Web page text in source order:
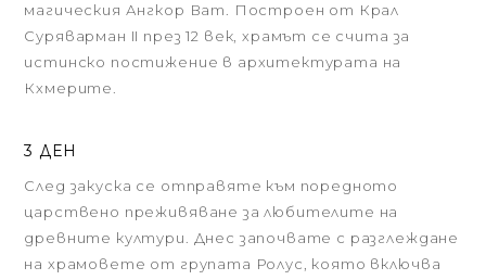
магическия Ангкор Ват. Построен от Крал
Суряварман II през 12 век, храмът се счита за
истинско постижение в архитектурата на
Кхмерите.
3 ДЕН
След закуска се отправяте към поредното
царствено преживяване за любителите на
древните култури. Днес започвате с разглеждане
на храмовете от групата Ролус, която включва